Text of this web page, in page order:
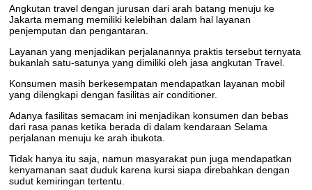
Angkutan travel dengan jurusan dari arah batang menuju ke
Jakarta memang memiliki kelebihan dalam hal layanan
penjemputan dan pengantaran.
Layanan yang menjadikan perjalanannya praktis tersebut ternyata
bukanlah satu-satunya yang dimiliki oleh jasa angkutan Travel.
Konsumen masih berkesempatan mendapatkan layanan mobil
yang dilengkapi dengan fasilitas air conditioner.
Adanya fasilitas semacam ini menjadikan konsumen dan bebas
dari rasa panas ketika berada di dalam kendaraan Selama
perjalanan menuju ke arah ibukota.
Tidak hanya itu saja, namun masyarakat pun juga mendapatkan
kenyamanan saat duduk karena kursi siapa direbahkan dengan
sudut kemiringan tertentu.